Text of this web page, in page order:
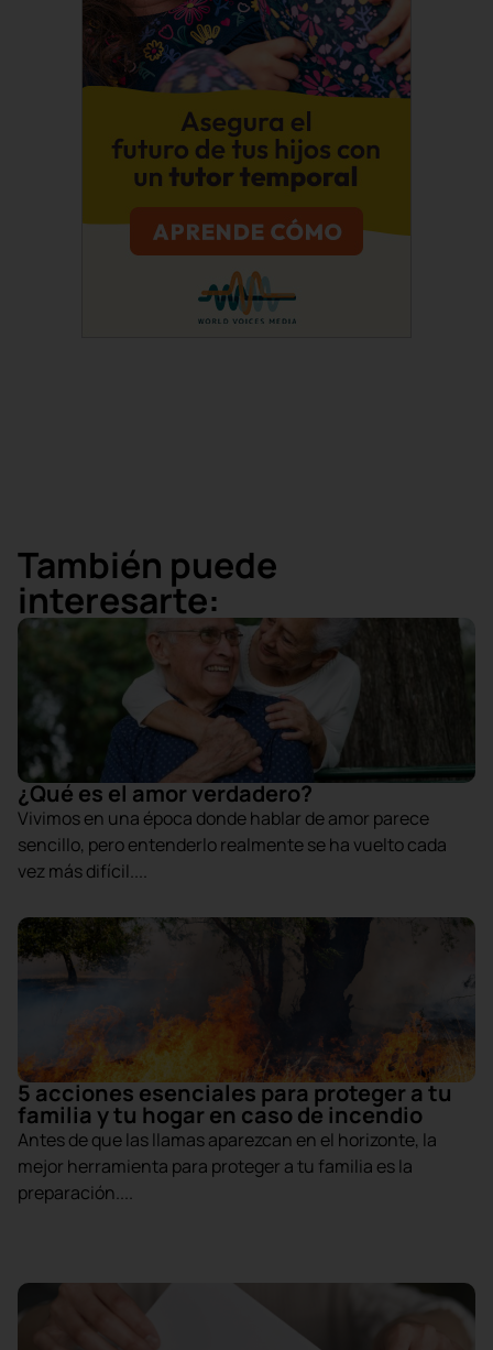
También puede
interesarte:
¿Qué es el amor verdadero?
Vivimos en una época donde hablar de amor parece
sencillo, pero entenderlo realmente se ha vuelto cada
vez más difícil....
5 acciones esenciales para proteger a tu
familia y tu hogar en caso de incendio
Antes de que las llamas aparezcan en el horizonte, la
mejor herramienta para proteger a tu familia es la
preparación....
Suscríbete